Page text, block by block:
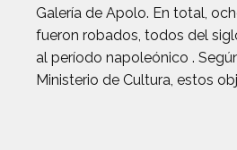
Galería de Apolo. En total,
fueron robados, todos del
al período napoleónico .
Ministerio de Cultura, estos